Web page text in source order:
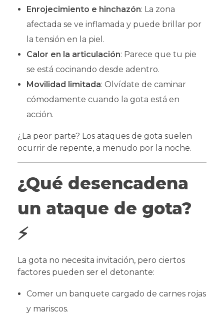
Enrojecimiento e hinchazón: La zona
afectada se ve inflamada y puede brillar por
la tensión en la piel.
Calor en la articulación: Parece que tu pie
se está cocinando desde adentro.
Movilidad limitada: Olvídate de caminar
cómodamente cuando la gota está en
acción.
¿La peor parte? Los ataques de gota suelen
ocurrir de repente, a menudo por la noche.
¿Qué desencadena
un ataque de gota?
⚡
La gota no necesita invitación, pero ciertos
factores pueden ser el detonante:
Comer un banquete cargado de carnes rojas
y mariscos.